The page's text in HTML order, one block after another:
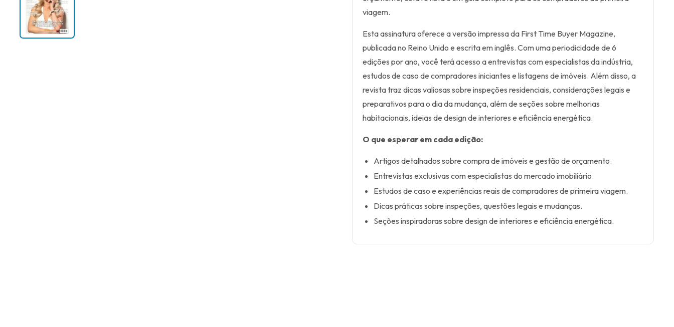
viagem.
Esta assinatura oferece a versão impressa da First Time Buyer Magazine,
publicada no Reino Unido e escrita em inglês. Com uma periodicidade de 6
edições por ano, você terá acesso a entrevistas com especialistas da indústria,
estudos de caso de compradores iniciantes e listagens de imóveis. Além disso, a
revista traz dicas valiosas sobre inspeções residenciais, considerações legais e
preparativos para o dia da mudança, além de seções sobre melhorias
habitacionais, ideias de design de interiores e eficiência energética.
O que esperar em cada edição:
Artigos detalhados sobre compra de imóveis e gestão de orçamento.
Entrevistas exclusivas com especialistas do mercado imobiliário.
Estudos de caso e experiências reais de compradores de primeira viagem.
Dicas práticas sobre inspeções, questões legais e mudanças.
Seções inspiradoras sobre design de interiores e eficiência energética.